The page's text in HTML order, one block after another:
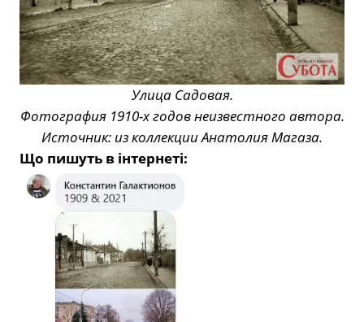
Улица Садовая.
Фотография 1910-х годов неизвестного автора.
Источник: из коллекции Анатолия Магаза.
Що пишуть в інтернеті: